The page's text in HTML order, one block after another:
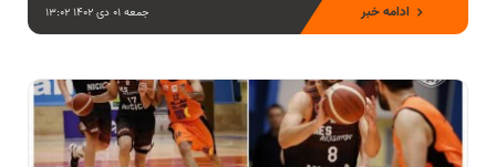
جمعه 01 دی 1402 13:02 ادامه خبر